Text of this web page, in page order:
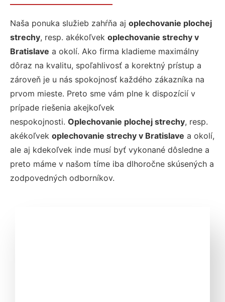
Naša ponuka služieb zahŕňa aj oplechovanie plochej
strechy, resp. akékoľvek oplechovanie strechy v
Bratislave a okolí. Ako firma kladieme maximálny
dôraz na kvalitu, spoľahlivosť a korektný prístup a
zároveň je u nás spokojnosť každého zákazníka na
prvom mieste. Preto sme vám plne k dispozícií v
prípade riešenia akejkoľvek
nespokojnosti. Oplechovanie plochej strechy, resp.
akékoľvek oplechovanie strechy v Bratislave a okolí,
ale aj kdekoľvek inde musí byť vykonané dôsledne a
preto máme v našom tíme iba dlhoročne skúsených a
zodpovedných odborníkov.